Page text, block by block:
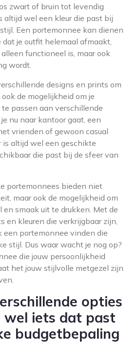
zwart of bruin tot levendig
altijd wel een kleur die past bij
Een portemonnee kan dienen
dat je outfit helemaal afmaakt,
functioneel is, maar ook
wordt.
designs en prints om
de mogelijkheid om je
passen aan verschillende
nu naar kantoor gaat, een
vrienden of gewoon casual
is altijd wel een geschikte
die past bij de sfeer van
portemonnees bieden niet
maar ook de mogelijkheid om
smaak uit te drukken. Met de
en kleuren die verkrijgbaar zijn,
een portemonnee vinden die
stijl. Dus waar wacht je nog op?
die jouw persoonlijkheid
het jouw stijlvolle metgezel zijn
opties
wel iets dat past
budgetbepaling